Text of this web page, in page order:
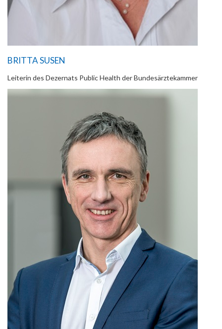
BRITTA SUSEN
Leiterin des Dezernats Public Health der Bundesärztekammer